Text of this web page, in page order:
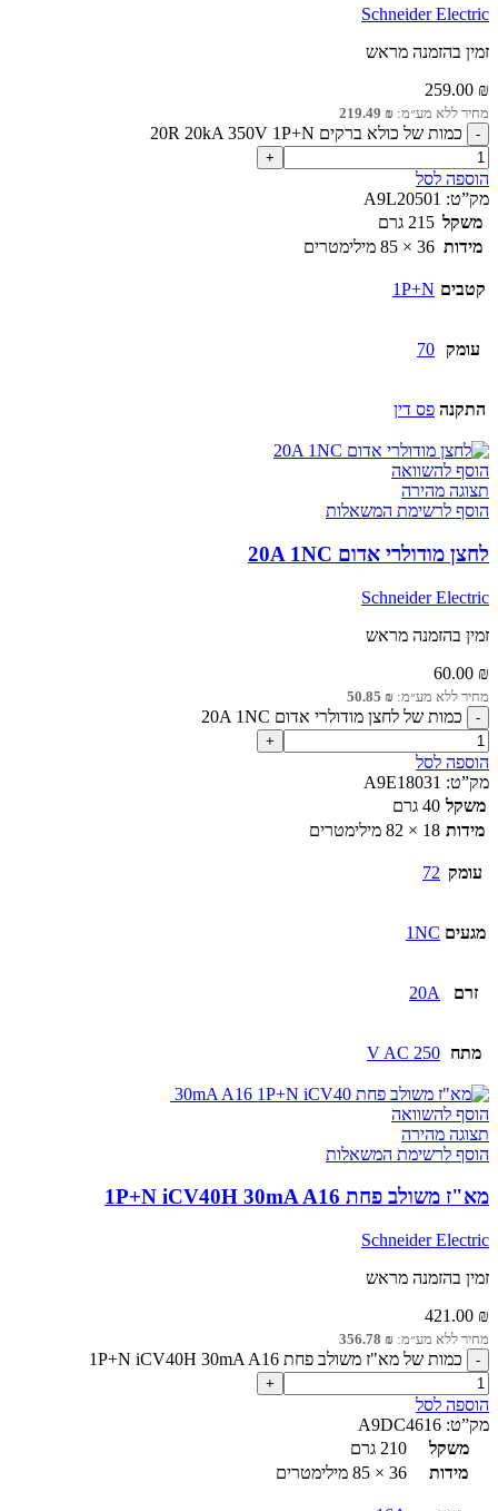
Schneider Electric
זמין בהזמנה מראש
259.00 ₪
מחיר ללא מע״מ: 219.49 ₪
כמות של כולא ברקים 20R 20kA 350V 1P+N
הוספה לסל
מק”ט: A9L20501
משקל 215 גרם
מידות 36 × 85 מילימטרים
קטבים 1P+N
עומק 70
התקנה פס דין
הוסף להשוואה
תצוגה מהירה
הוסף לרשימת המשאלות
לחצן מודולרי אדום 20A 1NC
Schneider Electric
זמין בהזמנה מראש
60.00 ₪
מחיר ללא מע״מ: 50.85 ₪
כמות של לחצן מודולרי אדום 20A 1NC
הוספה לסל
מק”ט: A9E18031
משקל 40 גרם
מידות 18 × 82 מילימטרים
עומק 72
מגעים 1NC
זרם 20A
מתח 250 V AC
הוסף להשוואה
תצוגה מהירה
הוסף לרשימת המשאלות
מא"ז משולב פחת 1P+N iCV40H 30mA A16
Schneider Electric
זמין בהזמנה מראש
421.00 ₪
מחיר ללא מע״מ: 356.78 ₪
כמות של מא"ז משולב פחת 1P+N iCV40H 30mA A16
הוספה לסל
מק”ט: A9DC4616
משקל
210 גרם
מידות
36 × 85 מילימטרים